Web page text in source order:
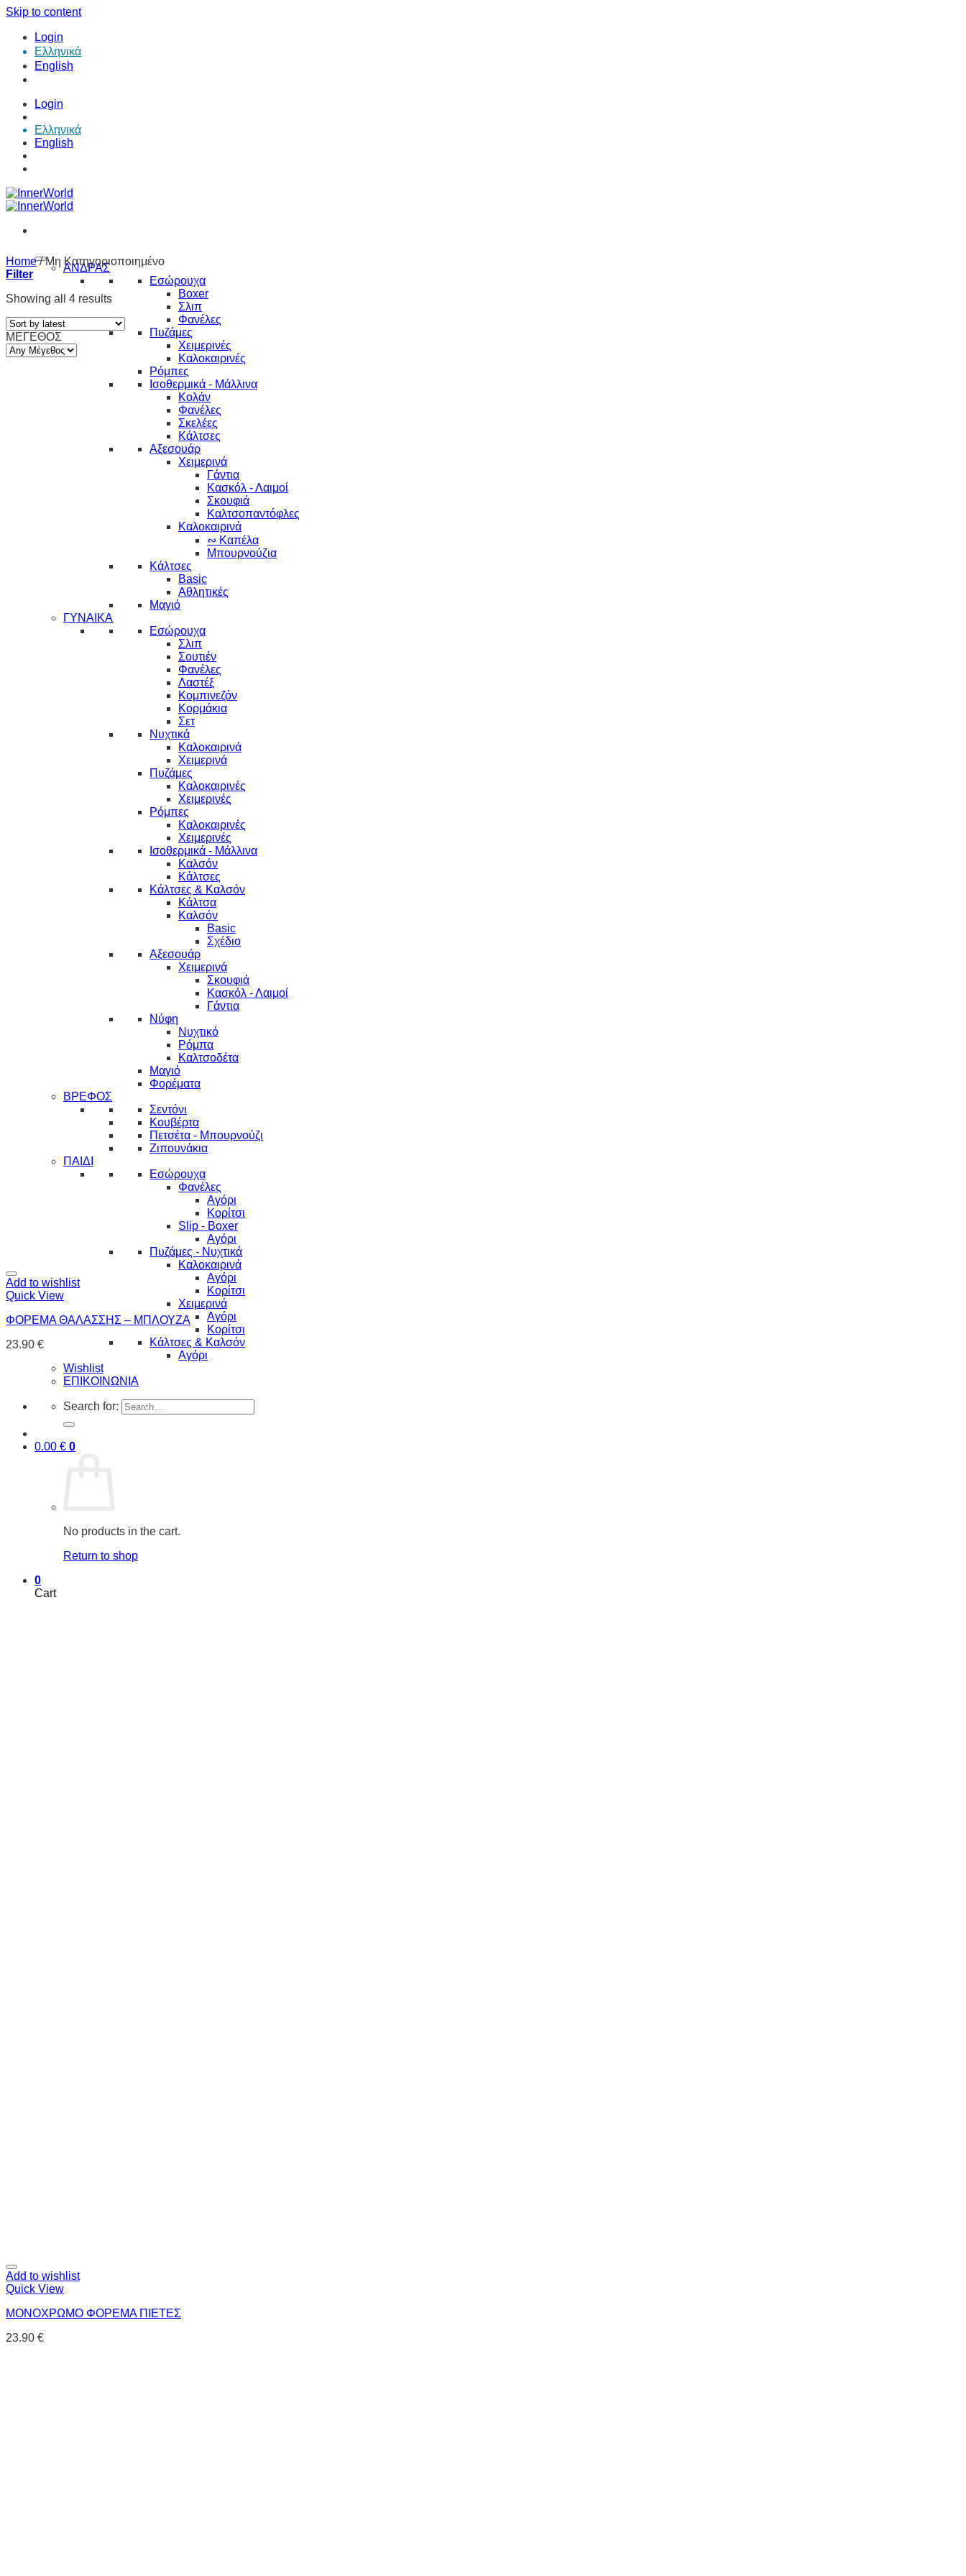
Skip to content
Login
Ελληνικά
English
Login
Ελληνικά
English
ΑΝΔΡΑΣ
Εσώρουχα
Boxer
Σλιπ
Φανέλες
Πυζάμες
Χειμερινές
Καλοκαιρινές
Ρόμπες
Ισοθερμικά - Μάλλινα
Κολάν
Φανέλες
Σκελέες
Κάλτσες
Αξεσουάρ
Χειμερινά
Γάντια
Κασκόλ - Λαιμοί
Σκουφιά
Καλτσοπαντόφλες
Καλοκαιρινά
∾ Καπέλα
Μπουρνούζια
Κάλτσες
Basic
Αθλητικές
Μαγιό
ΓΥΝΑΙΚΑ
Εσώρουχα
Σλιπ
Σουτιέν
Φανέλες
Λαστέξ
Κομπινεζόν
Κορμάκια
Σετ
Νυχτικά
Καλοκαιρινά
Χειμερινά
Πυζάμες
Καλοκαιρινές
Χειμερινές
Ρόμπες
Καλοκαιρινές
Χειμερινές
Ισοθερμικά - Μάλλινα
Καλσόν
Κάλτσες
Κάλτσες & Καλσόν
Κάλτσα
Καλσόν
Basic
Σχέδιο
Αξεσουάρ
Χειμερινά
Σκουφιά
Κασκόλ - Λαιμοί
Γάντια
Νύφη
Νυχτικό
Ρόμπα
Καλτσοδέτα
Μαγιό
Φορέματα
ΒΡΕΦΟΣ
Σεντόνι
Κουβέρτα
Πετσέτα - Μπουρνούζι
Ζιπουνάκια
ΠΑΙΔΙ
Εσώρουχα
Φανέλες
Αγόρι
Κορίτσι
Slip - Boxer
Αγόρι
Πυζάμες - Νυχτικά
Καλοκαιρινά
Αγόρι
Κορίτσι
Χειμερινά
Αγόρι
Κορίτσι
Κάλτσες & Καλσόν
Αγόρι
Wishlist
ΕΠΙΚΟΙΝΩΝΙΑ
Search for:
0.00 € 0
No products in the cart.
Return to shop
0
Cart
Home /Μη Κατηγοριοποιημένο
Filter
Showing all 4 results
ΜΕΓΕΘΟΣ
Add to wishlist
Quick View
ΦΟΡΕΜΑ ΘΑΛΑΣΣΗΣ – ΜΠΛΟΥΖΑ
23.90 €
Add to wishlist
Quick View
ΜΟΝΟΧΡΩΜΟ ΦΟΡΕΜΑ ΠΙΕΤΕΣ
23.90 €